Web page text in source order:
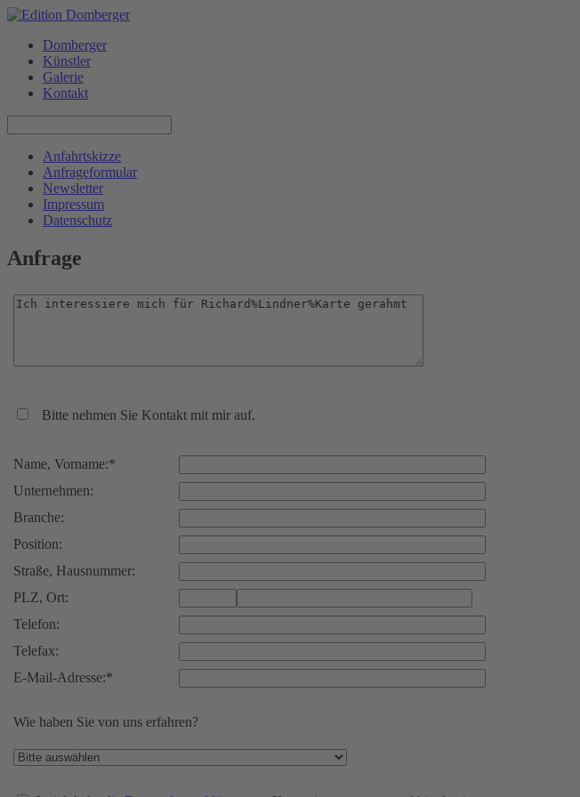
Domberger
Künstler
Galerie
Kontakt
Anfahrtskizze
Anfrageformular
Newsletter
Impressum
Datenschutz
Anfrage
Bitte nehmen Sie Kontakt mit mir auf.
Name, Vorname:*
Unternehmen:
Branche:
Position:
Straße, Hausnummer:
PLZ, Ort:
Telefon:
Telefax:
E-Mail-Adresse:*
Wie haben Sie von uns erfahren?